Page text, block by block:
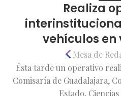
Realiza
vehículos
Mesa de
Ésta tarde un operativo
Comisaría de Guadalajara,
Estado, Ciencias